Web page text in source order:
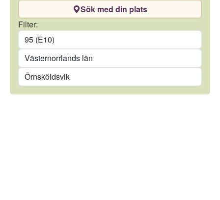
Sök med din plats
Filter:
Län
Kommun